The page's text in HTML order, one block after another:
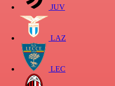
JUV
LAZ
LEC